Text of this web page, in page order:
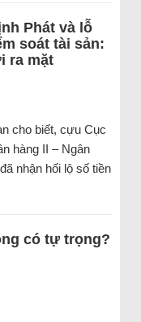
Phát và lỗ
soát tài sản:
ra mặt
cho biết, cựu Cục
hàng II – Ngân
nhận hối lộ số tiền
có tự trọng?